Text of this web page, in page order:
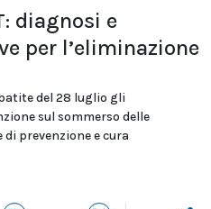
diagnosi e
per l’eliminazione
del 28 luglio gli
sul sommerso delle
prevenzione e cura